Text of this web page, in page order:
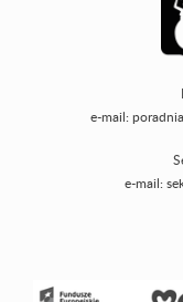
e-mail:
e-mail: